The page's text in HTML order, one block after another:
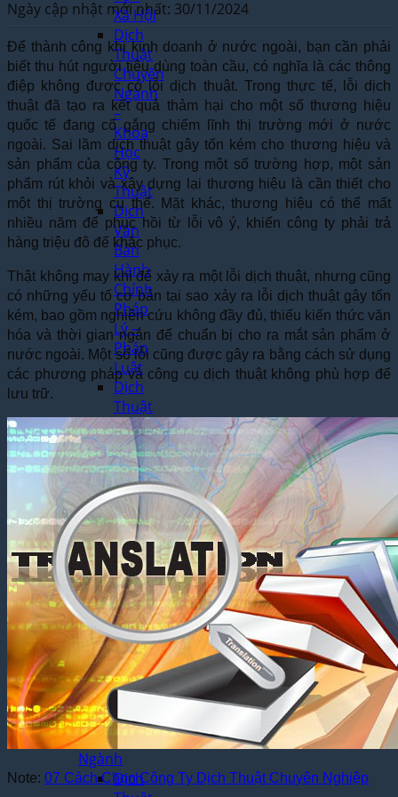
Xã Hội
Dịch
Thuật
Chuyên
Ngành
–
Khoa
Học
Kỹ
Thuật
Dịch
Văn
Bản
Hành
Chính
Pháp
Lý –
Pháp
Luật
Dịch
Thuật
Luận
Văn –
Luận
Án
Dịch
Thuật
Toàn
Bộ
Website
Dịch
Thuật
Bệnh
Án –
Hồ Sơ
Thuốc
Dịch Thuật
Chuyên
Ngành
Dịch
Ngày cập nhật mới nhất: 30/11/2024
Để thành công khi kinh doanh ở nước ngoài, bạn cần phải
biết thu hút người tiêu dùng toàn cầu, có nghĩa là các thông
điệp không được có lỗi dịch thuật. Trong thực tế, lỗi dịch
thuật đã tạo ra kết quả thảm hại cho một số thương hiệu
quốc tế đang cố gắng chiếm lĩnh thị trường mới ở nước
ngoài. Sai lầm dịch thuật gây tốn kém cho thương hiệu và
sản phẩm của công ty. Trong một số trường hợp, một sản
phẩm rút khỏi và xây dựng lại thương hiệu là cần thiết cho
một thị trường cụ thể. Mặt khác, thương hiệu có thể mất
nhiều năm để phục hồi từ lỗi vô ý, khiến công ty phải trả
hàng triệu đô để khắc phục.
Thật không may khi để xảy ra một lỗi dịch thuật, nhưng cũng
có những yếu tố cơ bản tại sao xảy ra lỗi dịch thuật gây tốn
kém, bao gồm nghiên cứu không đầy đủ, thiếu kiến thức văn
hóa và thời gian ngắn để chuẩn bị cho ra mắt sản phẩm ở
nước ngoài. Một số lỗi cũng được gây ra bằng cách sử dụng
các phương pháp và công cụ dịch thuật không phù hợp để
lưu trữ.
Note: 07 Cách Chọn Công Ty Dịch Thuật Chuyên Nghiệp